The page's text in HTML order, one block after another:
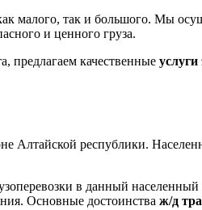
малого, так и большого. Мы
и ценного груза.
предлагаем качественные
Алтайской республики.
в данный
Основные достоинства ж/д